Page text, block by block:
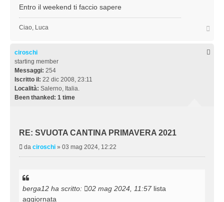
s
g
o
Entro il weekend ti faccio sapere
Ciao, Luca
ciroschi
starting member
Messaggi: 254
Iscritto il: 22 dic 2008, 23:11
Località: Salerno, Italia.
Been thanked: 1 time
RE: SVUOTA CANTINA PRIMAVERA 2021
M
e
a
g
g
da ciroschi » 03 mag 2024, 12:22
berga12 ha scritto: 02 mag 2024, 11:57 lista
aggiornata